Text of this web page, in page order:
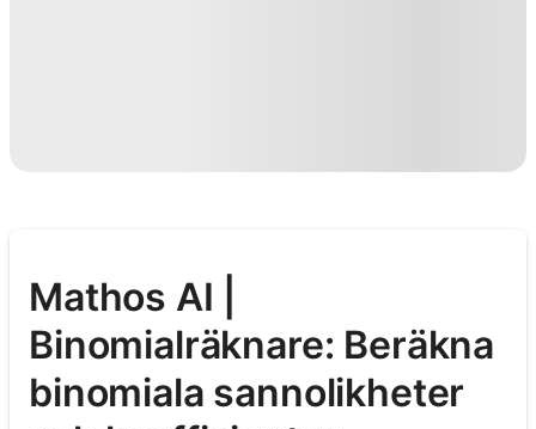
Mathos AI |
Binomialräknare: Beräkna
binomiala sannolikheter